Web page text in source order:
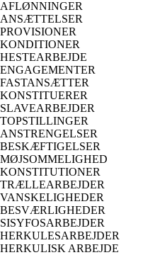
AFLØNNINGER
ANSÆTTELSER
PROVISIONER
KONDITIONER
HESTEARBEJDE
ENGAGEMENTER
FASTANSÆTTER
KONSTITUERER
SLAVEARBEJDER
TOPSTILLINGER
ANSTRENGELSER
BESKÆFTIGELSER
MØJSOMMELIGHED
KONSTITUTIONER
TRÆLLEARBEJDER
VANSKELIGHEDER
BESVÆRLIGHEDER
SISYFOSARBEJDER
HERKULESARBEJDER
HERKULISK ARBEJDE